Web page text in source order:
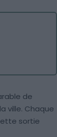
de
ville. Chaque
sortie